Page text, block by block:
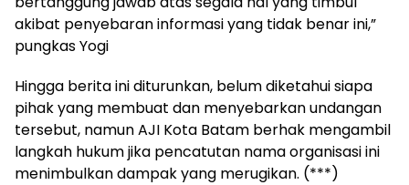
akibat penyebaran informasi yang tidak benar ini,”
pungkas Yogi
Hingga berita ini diturunkan, belum diketahui siapa
pihak yang membuat dan menyebarkan undangan
tersebut, namun AJI Kota Batam berhak mengambil
langkah hukum jika pencatutan nama organisasi ini
menimbulkan dampak yang merugikan. (***)